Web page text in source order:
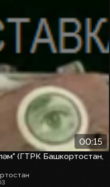
00:15
(ГТРК Башкортостан,